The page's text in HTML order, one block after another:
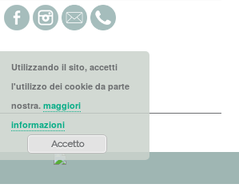
Utilizzando il sito, accetti
l'utilizzo dei cookie da parte
nostra. maggiori
informazioni
Accetto